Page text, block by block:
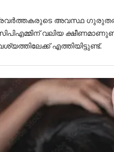
പ്രവര്‍ത്തകരുടെ അവസ്ഥ
വലിയ
എത്തിയിട്ടുണ്ട്.